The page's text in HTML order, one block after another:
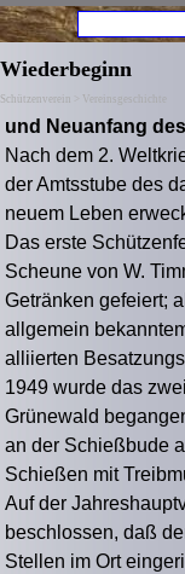
Direkt zum Seiteninhalt
Wiederbeginn
Schützenverein > Vereinsgeschichte
und Neuanfang des
Nach dem 2.
der Amtsstube des
neuem Leben
Das erste
Scheune von W.
Getränken gefeiert;
allgemein
alliierten
1949 wurde das
Grünewald
an der Schießbude
Schießen mit
Auf der
beschlossen, daß
Stellen im Ort